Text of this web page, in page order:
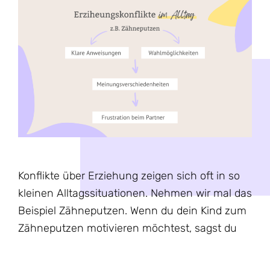
Konflikte über Erziehung zeigen sich oft in so
kleinen Alltagssituationen. Nehmen wir mal das
Beispiel Zähneputzen. Wenn du dein Kind zum
Zähneputzen motivieren möchtest, sagst du